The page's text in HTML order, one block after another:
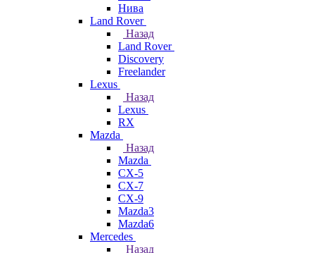
Нива
Land Rover
Назад
Land Rover
Discovery
Freelander
Lexus
Назад
Lexus
RX
Mazda
Назад
Mazda
CX-5
CX-7
CX-9
Mazda3
Mazda6
Mercedes
Назад